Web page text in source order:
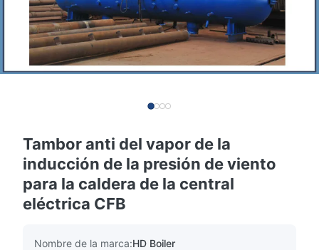
Tambor anti del vapor de la
inducción de la presión de viento
para la caldera de la central
eléctrica CFB
Nombre de la marca:HD Boiler